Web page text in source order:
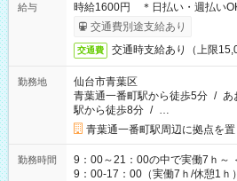
給与
時給1600円 ＊日払い・週払い
交通費別途支給あり
交通費 交通時支給あり（上限
勤務地
仙台市青葉区
青葉通一番町駅から徒歩5分 / あ
駅から徒歩8分 / …
青葉通一番町駅周辺に拠点を置
勤務時間
9：00～21：00の中で実働7ｈ～ ＜シフト例＞ ●終わりも早め派
9：00-17：00（実働7ｈ/休憩1ｈ